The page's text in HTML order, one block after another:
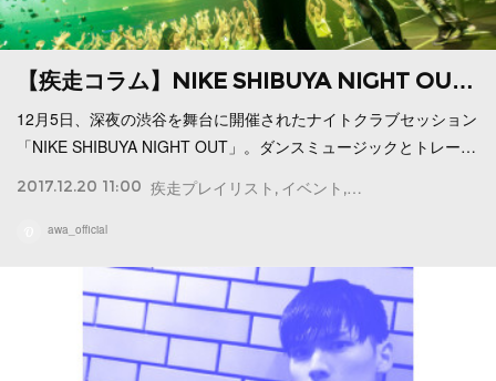
【疾走コラム】NIKE SHIBUYA NIGHT OU…
12月5日、深夜の渋谷を舞台に開催されたナイトクラブセッション
「NIKE SHIBUYA NIGHT OUT」。ダンスミュージックとトレー…
2017.12.20 11:00 疾走プレイリスト イベント Column
awa_official